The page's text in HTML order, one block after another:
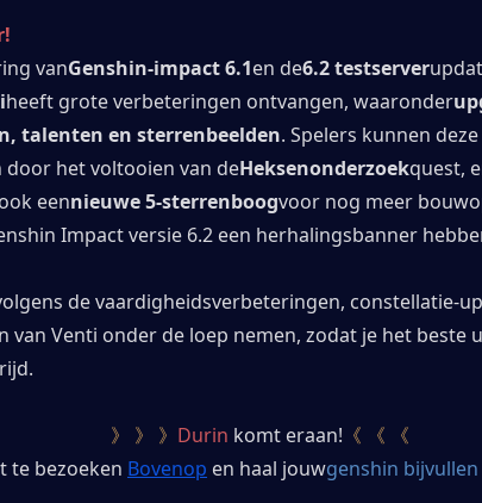
vanGenshin-impact 6.1en de6.2 testserver
heeft grote verbeteringen ontvangen, waaronder
talenten en sterrenbeelden. Spelers kunnen
het voltooien van deHeksenonderzoekquest,
eennieuwe 5-sterrenboogvoor nog meer
Impact versie 6.2 een herhalingsbanner
de vaardigheidsverbeteringen, constellatie-
van Venti onder de loep nemen, zodat je het beste
》 》 》 Durin komt eraan! 《 《 《
te bezoeken Bovenop en haal jouwgenshin bijvullen